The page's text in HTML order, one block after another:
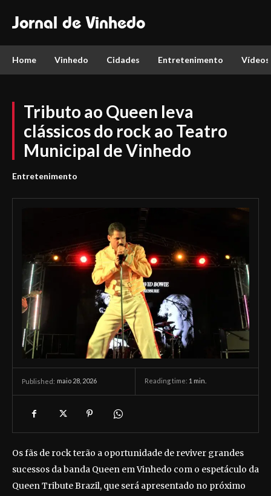
Jornal de Vinhedo
Home Vinhedo Cidades Entretenimento Vídeos
Tributo ao Queen leva
clássicos do rock ao Teatro
Municipal de Vinhedo
Entretenimento
Published: maio 28, 2026 Reading time: 1 min.
Os fãs de rock terão a oportunidade de reviver grandes
sucessos da banda Queen em Vinhedo com o espetáculo da
Queen Tribute Brazil, que será apresentado no próximo